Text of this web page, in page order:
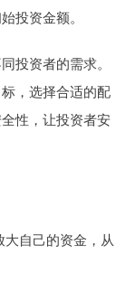
投资金额。
投资者的需求。
，选择合适的配
性，让投资者安
自己的资金，从